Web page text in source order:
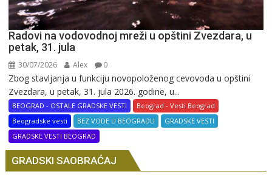
Radovi na vodovodnoj mreži u opštini Zvezdara, u
petak, 31. jula
30/07/2026 Alex 0
Zbog stavljanja u funkciju novopoloženog cevovoda u opštini
Zvezdara, u petak, 31. jula 2026. godine, u...
BEOGRAD - OSTALE GRADSKE VESTI
Beograd - Vesti Beograd
Beogradske vesti
BEZ VODE U BEOGRADU
GRADSKE VESTI
GRADSKE VESTI BEOGRAD
GRADSKI SAOBRAĆAJ